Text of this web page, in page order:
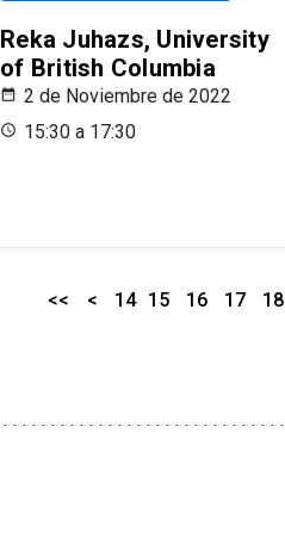
Reka Juhazs, University
of British Columbia
2 de Noviembre de 2022
15:30 a 17:30
<< < 14 15 16 17 18